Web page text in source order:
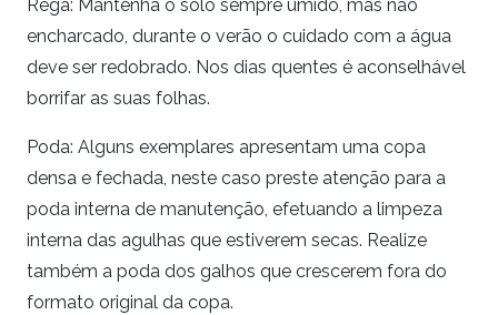
Rega: Mantenha o solo sempre úmido, mas não
encharcado, durante o verão o cuidado com a água
deve ser redobrado. Nos dias quentes é aconselhável
borrifar as suas folhas.
Poda: Alguns exemplares apresentam uma copa
densa e fechada, neste caso preste atenção para a
poda interna de manutenção, efetuando a limpeza
interna das agulhas que estiverem secas. Realize
também a poda dos galhos que crescerem fora do
formato original da copa.